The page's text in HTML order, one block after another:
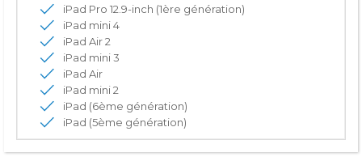
iPad Pro 12.9-inch (1ère génération)
iPad mini 4
iPad Air 2
iPad mini 3
iPad Air
iPad mini 2
iPad (6ème génération)
iPad (5ème génération)